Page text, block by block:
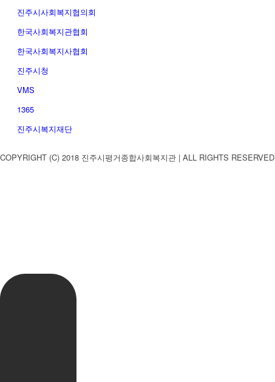
진주시사회복지협의회
한국사회복지관협회
한국사회복지사협회
진주시청
VMS
1365
진주시복지재단
COPYRIGHT (C) 2018 진주시평거종합사회복지관 | ALL RIGHTS RESERVED